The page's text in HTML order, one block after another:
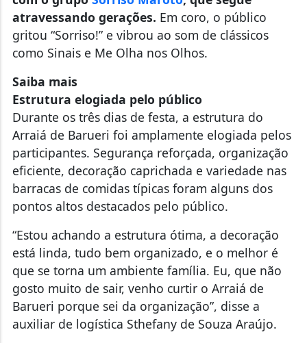
atravessando gerações. Em coro, o público
gritou “Sorriso!” e vibrou ao som de clássicos
como Sinais e Me Olha nos Olhos.
Saiba mais
Estrutura elogiada pelo público
Durante os três dias de festa, a estrutura do
Arraiá de Barueri foi amplamente elogiada pelos
participantes. Segurança reforçada, organização
eficiente, decoração caprichada e variedade nas
barracas de comidas típicas foram alguns dos
pontos altos destacados pelo público.
“Estou achando a estrutura ótima, a decoração
está linda, tudo bem organizado, e o melhor é
que se torna um ambiente família. Eu, que não
gosto muito de sair, venho curtir o Arraiá de
Barueri porque sei da organização”, disse a
auxiliar de logística Sthefany de Souza Araújo.